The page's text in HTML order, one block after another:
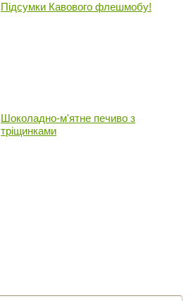
Підсумки Кавового флешмобу!
Шоколадно-м'ятне печиво з
тріщинками